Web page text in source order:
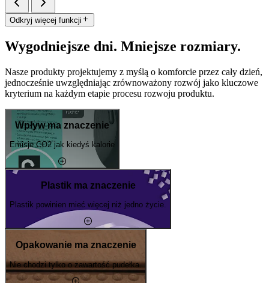
Odkryj więcej funkcji
Wygodniejsze dni. Mniejsze rozmiary.
Nasze produkty projektujemy z myślą o komforcie przez cały dzień,
jednocześnie uwzględniając zrównoważony rozwój jako kluczowe
kryterium na każdym etapie procesu rozwoju produktu.
Wpływ ma znaczenie
Emisje CO2 jak kiedyś kalorie
Plastik ma znaczenie
Plastik powinien mieć więcej niż jedno życie.
Opakowanie ma znaczenie
Nie chodzi tylko o zawartość pudełka.